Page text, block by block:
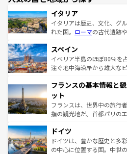
イタリア
イタリアは歴史、文化、グ
れた国。 ローマの古代遺跡
ろん、トスカーナの美しい
景など、自然景観も見逃せ
ピザやパスタなど、絶品の
ませてくれるイタリアで、
なお、新着のイタリア情報は
しい。
スペイン
イベリア半島のほぼ80％を
注ぐ地中海沿岸から雄大な
文化が根付くこの国では、
れる闘牛、そして美味しい
る。首都マドリードの洗練
アートに溢れた街角から、
せる。地方によって風土や
ンテンツ一覧を参照してほ
フランスの基本情報と
ット
フランスは、世界中の旅行
指の観光地だ。首都パリの
で、幅広い魅力が詰まって
聖堂、美しいビーチ、そし
から魅了する。また、フラ
ドイツ
ドイツは、豊かな歴史と多
の中心に位置する国。中世